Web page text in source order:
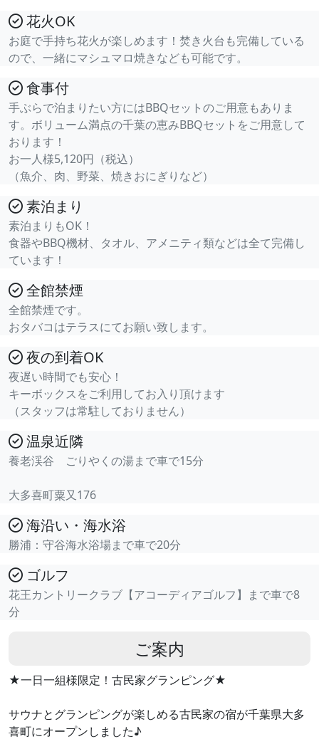
花火OK
お庭で手持ち花火が楽しめます！焚き火台も完備している
ので、一緒にマシュマロ焼きなども可能です。
食事付
手ぶらで泊まりたい方にはBBQセットのご用意もありま
す。ボリューム満点の千葉の恵みBBQセットをご用意して
おります！
お一人様5,120円（税込）
（魚介、肉、野菜、焼きおにぎりなど）
素泊まり
素泊まりもOK！
食器やBBQ機材、タオル、アメニティ類などは全て完備し
ています！
全館禁煙
全館禁煙です。
おタバコはテラスにてお願い致します。
夜の到着OK
夜遅い時間でも安心！
キーボックスをご利用してお入り頂けます
（スタッフは常駐しておりません）
温泉近隣
養老渓谷 ごりやくの湯まで車で15分
大多喜町粟又176
海沿い・海水浴
勝浦：守谷海水浴場まで車で20分
ゴルフ
花王カントリークラブ【アコーディアゴルフ】まで車で8
分
ご案内
★一日一組様限定！古民家グランピング★
サウナとグランピングが楽しめる古民家の宿が千葉県大多
喜町にオープンしました♪